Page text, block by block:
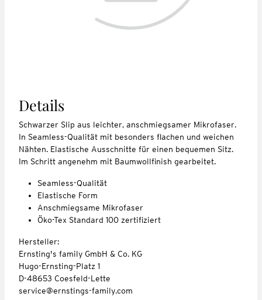
Details
Schwarzer Slip aus leichter, anschmiegsamer Mikrofaser.
In Seamless-Qualität mit besonders flachen und weichen
Nähten. Elastische Ausschnitte für einen bequemen Sitz.
Im Schritt angenehm mit Baumwollfinish gearbeitet.
Seamless-Qualität
Elastische Form
Anschmiegsame Mikrofaser
Öko-Tex Standard 100 zertifiziert
Hersteller:
Ernsting's family GmbH & Co. KG
Hugo-Ernsting-Platz 1
D-48653 Coesfeld-Lette
service@ernstings-family.com